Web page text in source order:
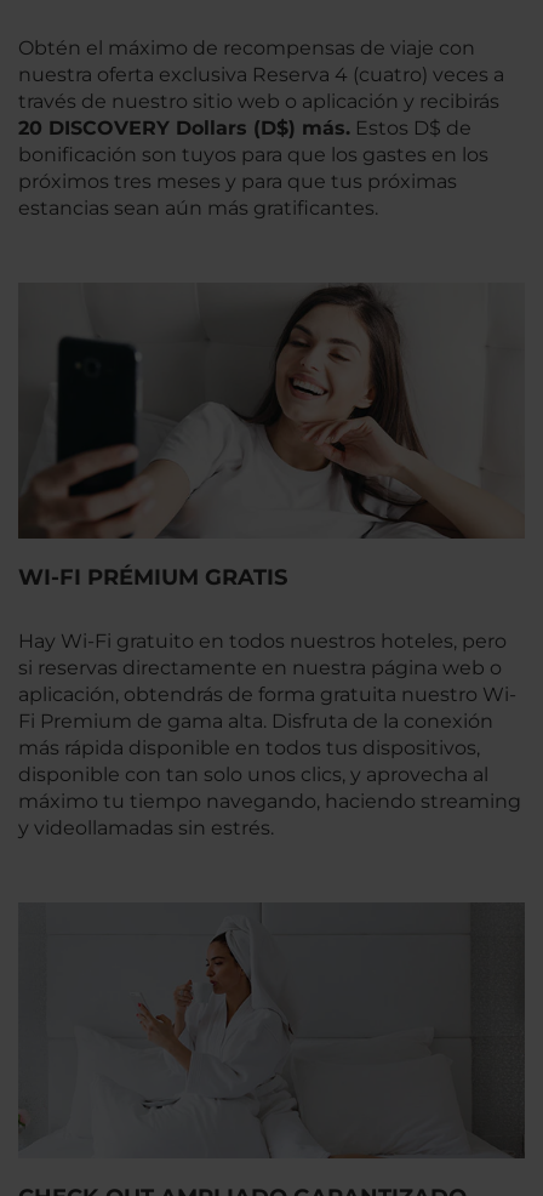
Obtén el máximo de recompensas de viaje con
nuestra oferta exclusiva Reserva 4 (cuatro) veces a
través de nuestro sitio web o aplicación y recibirás
20 DISCOVERY Dollars (D$) más. Estos D$ de
bonificación son tuyos para que los gastes en los
próximos tres meses y para que tus próximas
estancias sean aún más gratificantes.
WI-FI PRÉMIUM GRATIS
Hay Wi-Fi gratuito en todos nuestros hoteles, pero
si reservas directamente en nuestra página web o
aplicación, obtendrás de forma gratuita nuestro Wi-
Fi Premium de gama alta. Disfruta de la conexión
más rápida disponible en todos tus dispositivos,
disponible con tan solo unos clics, y aprovecha al
máximo tu tiempo navegando, haciendo streaming
y videollamadas sin estrés.